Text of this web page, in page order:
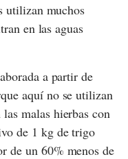
utilizan muchos
en las aguas
a partir de
aquí no se utilizan
malas hierbas con
de 1 kg de trigo
de un 60% menos de